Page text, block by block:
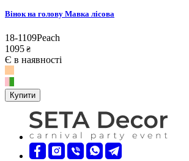
Вінок на голову Мавка лісова
18-1109Peach
1095 ₴
Є в наявності
Купити